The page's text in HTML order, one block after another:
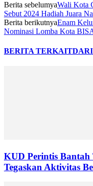
Berita sebelumyaWali Kota
Sebut 2024 Hadiah Juara
Berita berikutnyaEnam
Nominasi Lomba Kota
BERITA TERKAIT
KUD Perintis
Tegaskan Aktivitas